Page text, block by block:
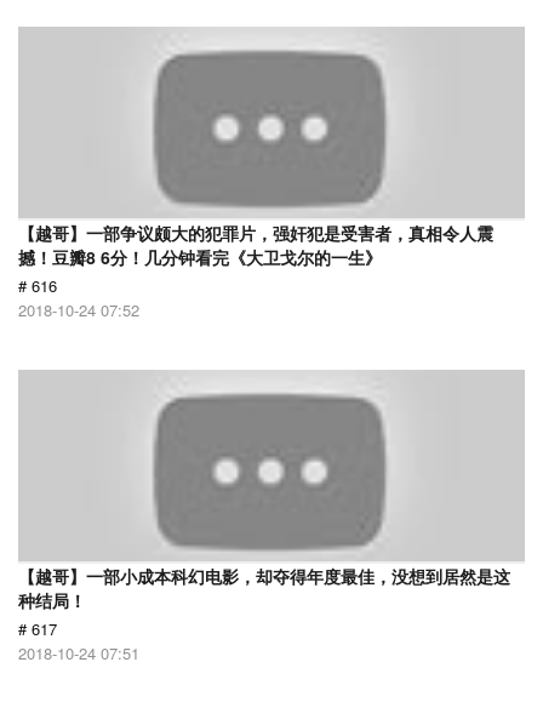
【越哥】一部争议颇大的犯罪片，强奸犯是受害者，真相令人震
撼！豆瓣8 6分！几分钟看完《大卫戈尔的一生》
# 616
2018-10-24 07:52
【越哥】一部小成本科幻电影，却夺得年度最佳，没想到居然是这
种结局！
# 617
2018-10-24 07:51